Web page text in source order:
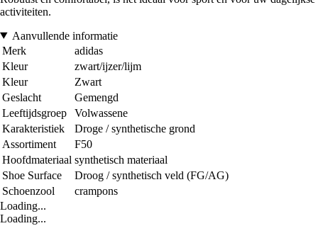
activiteiten.
Aanvullende informatie
Merk
adidas
Kleur
zwart/ijzer/lijm
Kleur
Zwart
Geslacht
Gemengd
Leeftijdsgroep
Volwassene
Karakteristiek
Droge / synthetische grond
Assortiment
F50
Hoofdmateriaal synthetisch materiaal
Shoe Surface
Droog / synthetisch veld (FG/AG)
Schoenzool
crampons
Loading...
Loading...